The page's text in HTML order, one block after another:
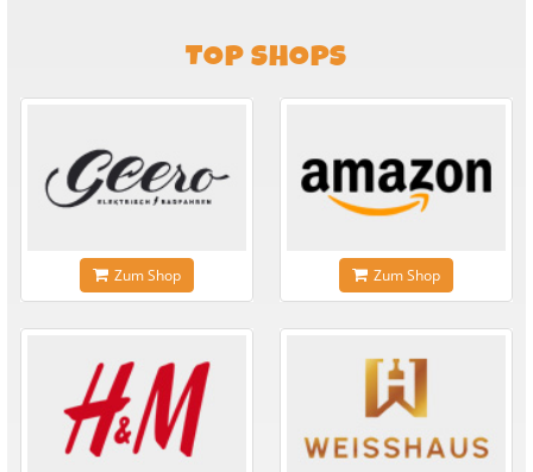
TOP SHOPS
Zum Shop Zum Shop